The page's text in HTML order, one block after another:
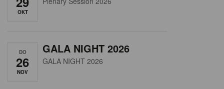
OKT
DO
26
NOV
GALA NIGHT 2026
GALA NIGHT 2026